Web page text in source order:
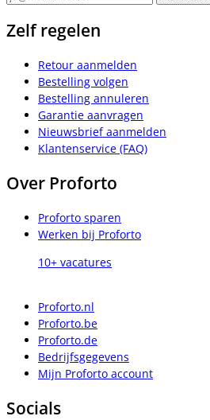
Zelf regelen
Retour aanmelden
Bestelling volgen
Bestelling annuleren
Garantie aanvragen
Nieuwsbrief aanmelden
Klantenservice (FAQ)
Over Proforto
Proforto sparen
Werken bij Proforto
10+ vacatures
Proforto.nl
Proforto.be
Proforto.de
Bedrijfsgegevens
Mijn Proforto account
Socials